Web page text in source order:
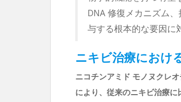
DNA 修復メカニズム
与する根本的な要因に
ニキビ治療におけ
ニコチンアミド モノヌクレ
により、従来のニキビ治療に